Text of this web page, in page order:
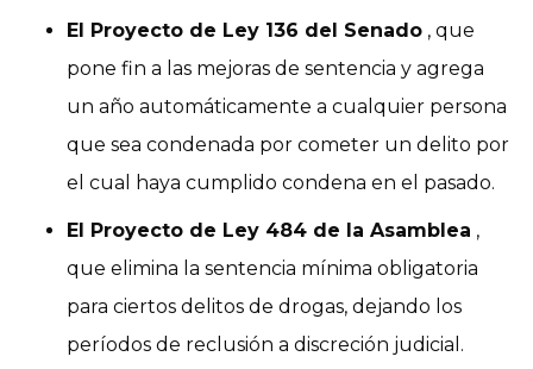
El Proyecto de Ley 136 del Senado , que
pone fin a las mejoras de sentencia y agrega
un año automáticamente a cualquier persona
que sea condenada por cometer un delito por
el cual haya cumplido condena en el pasado.
El Proyecto de Ley 484 de la Asamblea ,
que elimina la sentencia mínima obligatoria
para ciertos delitos de drogas, dejando los
períodos de reclusión a discreción judicial.